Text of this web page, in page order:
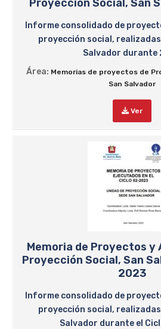
Proyección Social, San
Informe consolidado de
proyección social,
Salvador durante
Área: Memorias de proyectos de
San Salvador
Ver
Memoria de Proyectos y
Proyección Social, San
2023
Informe consolidado de
proyección social,
Salvador durante el